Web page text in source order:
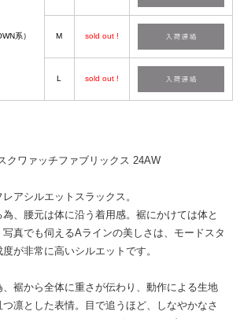
系） M sold out !
L sold out !
クワァッチファブリックス 24AW
アシルエットスラックス。
、腰元は体に沿う着用感。裾にかけては体と
真でも伺えるAラインの美しさは、モードスタ
が非常に高いシルエットです。
裾から全体に重さが伝わり、動作による生地
凛とした表情。目で追うほど、しなやかなさ